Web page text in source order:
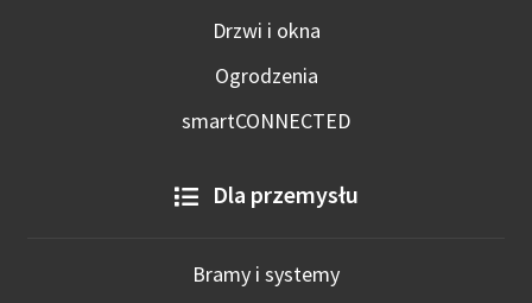
Drzwi i okna
Ogrodzenia
smartCONNECTED
Dla przemysłu
Bramy i systemy